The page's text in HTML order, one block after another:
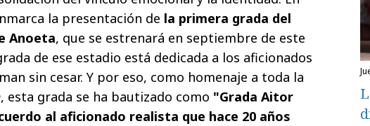
la presentación de la primera grada del
Anoeta, que se estrenará en septiembre de este
de ese estadio está dedicada a los aficionados
sin cesar. Y por eso, como homenaje a toda la
, esta grada se ha bautizado como "Grada Aitor
al aficionado realista que hace 20 años